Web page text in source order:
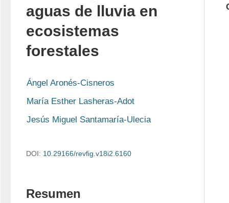
aguas de lluvia en
ecosistemas
forestales
Ángel Aronés-Cisneros
María Esther Lasheras-Adot
Jesús Miguel Santamaría-Ulecia
DOI: 10.29166/revﬁg.v18i2.6160
Resumen